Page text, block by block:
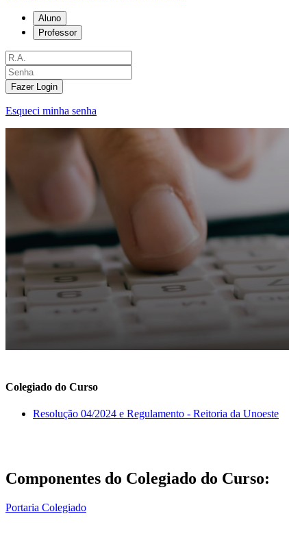
Aluno
Professor
Fazer Login
Esqueci minha senha
Colegiado do Curso
Resolução 04/2024 e Regulamento - Reitoria da Unoeste
Componentes do Colegiado do Curso:
Portaria Colegiado